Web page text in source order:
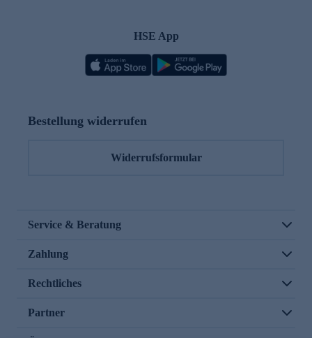
HSE App
Bestellung widerrufen
Widerrufsformular
Service & Beratung
Zahlung
Rechtliches
Partner